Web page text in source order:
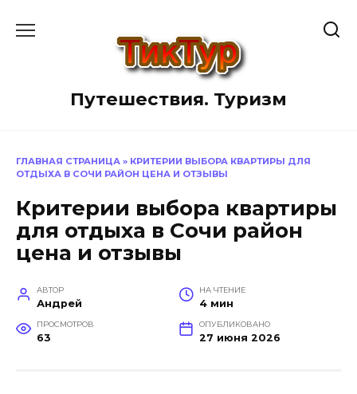
Путешествия. Туризм
ГЛАВНАЯ СТРАНИЦА » КРИТЕРИИ ВЫБОРА КВАРТИРЫ ДЛЯ
ОТДЫХА В СОЧИ РАЙОН ЦЕНА И ОТЗЫВЫ
Критерии выбора квартиры
для отдыха в Сочи район
цена и отзывы
АВТОР
Андрей
НА ЧТЕНИЕ
4 мин
ПРОСМОТРОВ
63
ОПУБЛИКОВАНО
27 июня 2026